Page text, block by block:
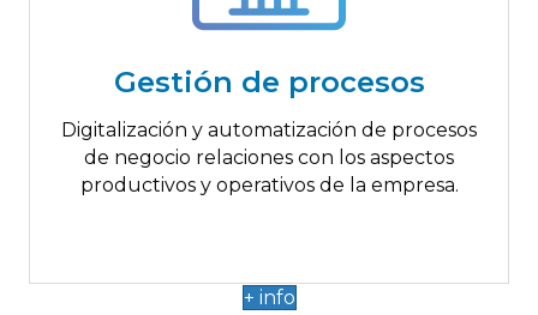
Gestión de procesos
Digitalización y automatización de procesos
de negocio relaciones con los aspectos
productivos y operativos de la empresa.
trabajo
Inventario
Recursos humanos
Gestión de flotas y rutas
+ info